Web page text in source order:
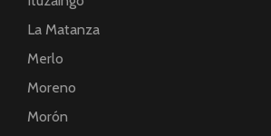
La Matanza
Merlo
Moreno
Morón